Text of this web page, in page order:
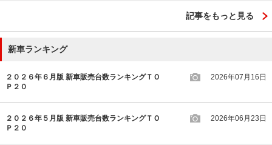
記事をもっと見る
新車ランキング
２０２６年６月版 新車販売台数ランキングＴＯ
Ｐ２０
2026年07月16日
２０２６年５月版 新車販売台数ランキングＴＯ
Ｐ２０
2026年06月23日